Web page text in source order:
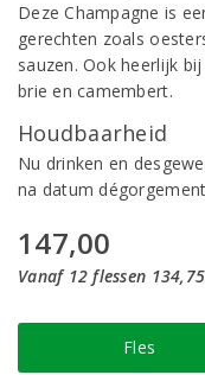
Deze Champagne is
gerechten zoals
sauzen. Ook heerlijk
brie en camembert.
Houdbaarheid
Nu drinken en
na datum
147,00
Vanaf 12 flessen
Fles